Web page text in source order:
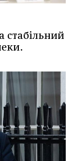
стабільний